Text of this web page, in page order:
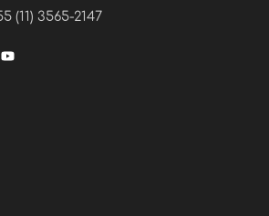
(11) 3565-2147
Y
o